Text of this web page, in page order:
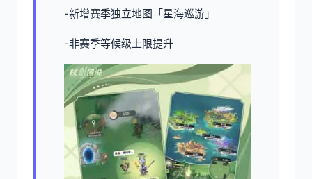
-新增赛季独立地图「星海巡游」
-非赛季等候级上限提升